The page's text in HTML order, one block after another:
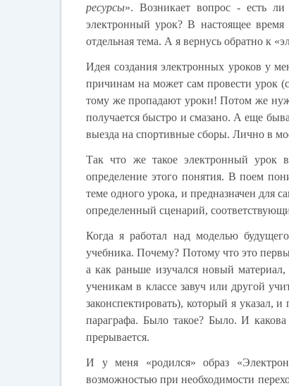
ресурсы». Возникает вопрос - есть ли
электронный урок? В настоящее
отдельная тема. А я вернусь обратно к
Идея создания электронных уроков у
причинам на может сам провести урок
тому же пропадают уроки! Потом же
получается быстро и смазано. А еще
выезда на спортивные сборы. Лично в
Так что же такое электронный урок
определение этого понятия. В поем
теме одного урока, и предназначен для
определенный сценарий,
Когда я работал над моделью
учебника. Почему? Потому что это
а как раньше изучался новый
ученикам в классе завуч или другой
законспектировать), который я указал,
параграфа. Было такое? Было. И
прерывается.
И у меня «родился» образ
возможностью при необходимости